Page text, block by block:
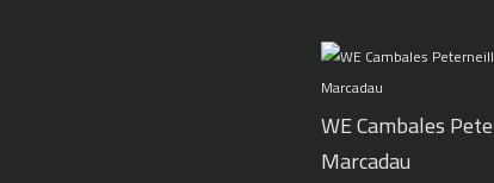
WE Cambales
Marcadau